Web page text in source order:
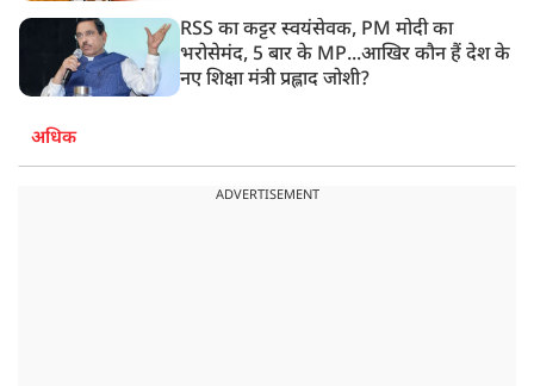
RSS का कट्टर स्वयंसेवक, PM मोदी का
भरोसेमंद, 5 बार के MP...आखिर कौन हैं देश के
नए शिक्षा मंत्री प्रह्लाद जोशी?
अधिक
ADVERTISEMENT